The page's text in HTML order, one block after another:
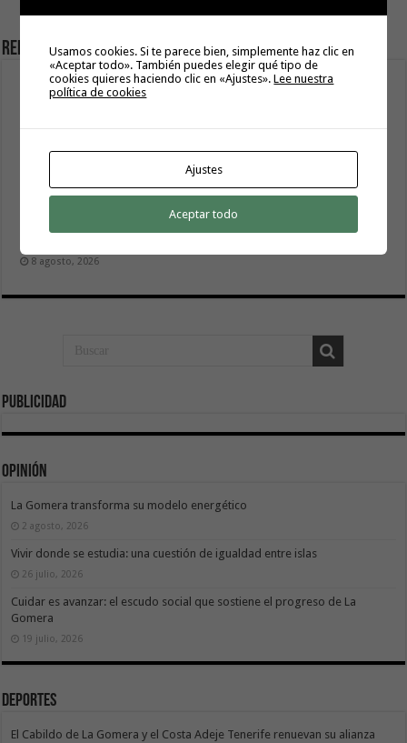
Related Articles
El servicio informativo itinerante de ‘La Gomera
8 agosto, 2026
Cierre del acceso al Alto de Garajonay el próximo
miércoles 12 de agosto del 2026
8 agosto, 2026
El Cabildo inicia la fase final de la adecuación del entorno
8 agosto, 2026
Publicidad
Opinión
La Gomera transforma su modelo energético
2 agosto, 2026
Vivir donde se estudia: una cuestión de igualdad entre islas
26 julio, 2026
Cuidar es avanzar: el escudo social que sostiene el progreso de La
Gomera
19 julio, 2026
Deportes
El Cabildo de La Gomera y el Costa Adeje Tenerife renuevan su alianza
Usamos cookies. Si te parece bien, simplemente haz clic en
«Aceptar todo». También puedes elegir qué tipo de
cookies quieres haciendo clic en «Ajustes».Lee nuestra
política de cookies
Ajustes
Aceptar todo